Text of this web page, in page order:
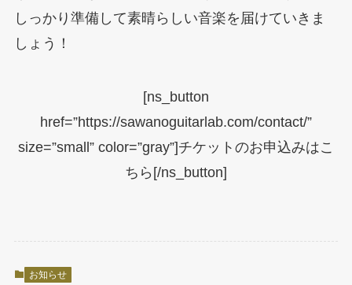
しっかり準備して素晴らしい音楽を届けていきま
しょう！
[ns_button
href=”https://sawanoguitarlab.com/contact/”
size=”small” color=”gray”]チケットのお申込みはこ
ちら[/ns_button]
お知らせ